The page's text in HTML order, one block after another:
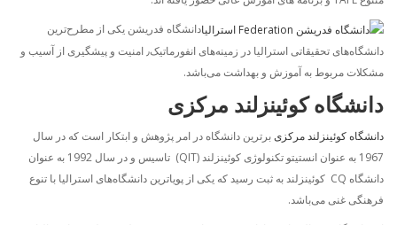
دانشگاه فدریشن یکی از مطرح‌ترین
دانشگاه‌های تحقیقاتی استرالیا در زمینه‌های انفورماتیک٫ امنیت و پیشگیری از آسیب و
مشکلات مربوط به آموزش و بهداشت می‌باشد.
دانشگاه کوئینزلند مرکزی
دانشگاه کوئینزلند مرکزیبرترین دانشگاه در امر پژوهش و ابتکار است که در سال
1967 به عنوان انستیتو تکنولوژی کوئینزلند (QIT) تاسیس و در سال 1992 به عنوان
دانشگاه CQ کوئینزلند به ثبت رسید که یکی از پویاترین دانشگاه‌های استرالیا با تنوع
فرهنگی غنی می‌باشد.